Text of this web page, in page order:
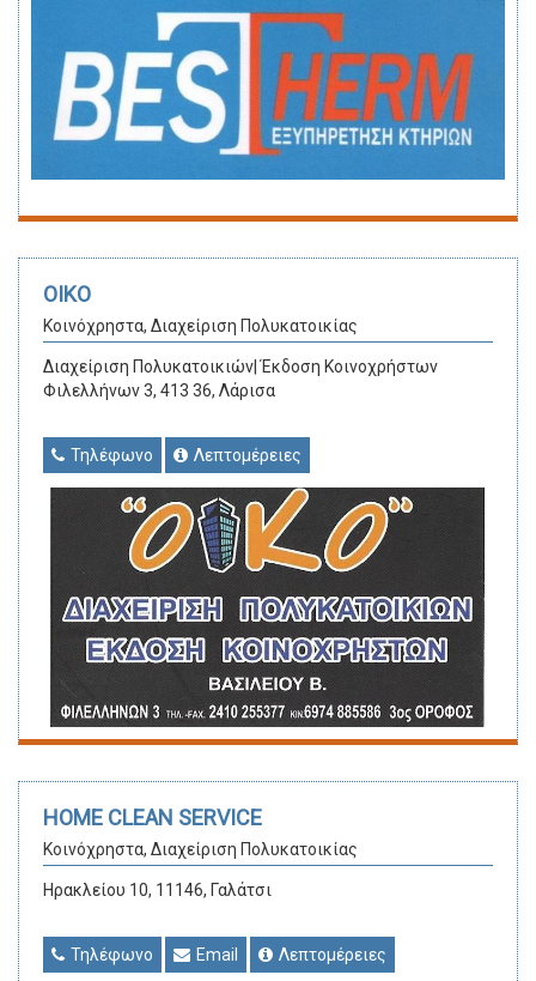
ΟΙΚΟ
Κοινόχρηστα, Διαχείριση Πολυκατοικίας
Διαχείριση Πολυκατοικιών| Έκδοση Κοινοχρήστων
Φιλελλήνων 3, 413 36, Λάρισα
Τηλέφωνο Λεπτομέρειες
HOME CLEAN SERVICE
Κοινόχρηστα, Διαχείριση Πολυκατοικίας
Ηρακλείου 10, 11146, Γαλάτσι
Τηλέφωνο Email Λεπτομέρειες